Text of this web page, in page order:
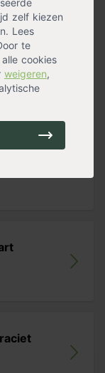
zelf kiezen
Lees
te
cookies
weigeren,
Alone’:
bijgesloten
UV stralen